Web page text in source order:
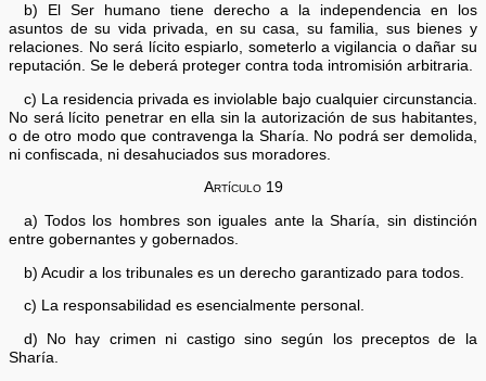
b) El Ser humano tiene derecho a la independencia en los
asuntos de su vida privada, en su casa, su familia, sus bienes y
relaciones. No será lícito espiarlo, someterlo a vigilancia o dañar su
reputación. Se le deberá proteger contra toda intromisión arbitraria.
c) La residencia privada es inviolable bajo cualquier circunstancia.
No será lícito penetrar en ella sin la autorización de sus habitantes,
o de otro modo que contravenga la Sharía. No podrá ser demolida,
ni confiscada, ni desahuciados sus moradores.
Artículo 19
a) Todos los hombres son iguales ante la Sharía, sin distinción
entre gobernantes y gobernados.
b) Acudir a los tribunales es un derecho garantizado para todos.
c) La responsabilidad es esencialmente personal.
d) No hay crimen ni castigo sino según los preceptos de la
Sharía.